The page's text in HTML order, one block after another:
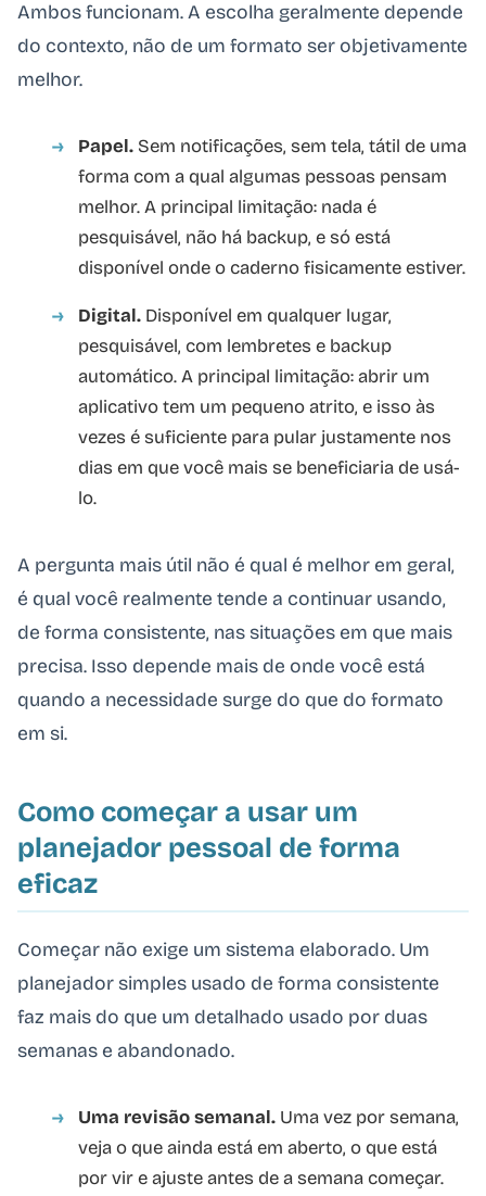
Ambos funcionam. A escolha geralmente depende
do contexto, não de um formato ser objetivamente
melhor.
Papel. Sem notificações, sem tela, tátil de uma
forma com a qual algumas pessoas pensam
melhor. A principal limitação: nada é
pesquisável, não há backup, e só está
disponível onde o caderno fisicamente estiver.
Digital. Disponível em qualquer lugar,
pesquisável, com lembretes e backup
automático. A principal limitação: abrir um
aplicativo tem um pequeno atrito, e isso às
vezes é suficiente para pular justamente nos
dias em que você mais se beneficiaria de usá-
lo.
A pergunta mais útil não é qual é melhor em geral,
é qual você realmente tende a continuar usando,
de forma consistente, nas situações em que mais
precisa. Isso depende mais de onde você está
quando a necessidade surge do que do formato
em si.
Como começar a usar um
planejador pessoal de forma
eficaz
Começar não exige um sistema elaborado. Um
planejador simples usado de forma consistente
faz mais do que um detalhado usado por duas
semanas e abandonado.
Uma revisão semanal. Uma vez por semana,
veja o que ainda está em aberto, o que está
por vir e ajuste antes de a semana começar.